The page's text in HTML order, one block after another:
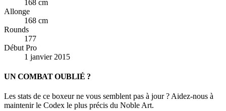
168 cm
Allonge
168 cm
Rounds
177
Début Pro
1 janvier 2015
UN COMBAT OUBLIÉ ?
Les stats de ce boxeur ne vous semblent pas à jour ? Aidez-nous à
maintenir le Codex le plus précis du Noble Art.